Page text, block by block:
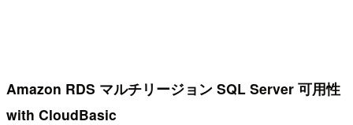
Amazon RDS マルチリージョン SQL Server 可用性
with CloudBasic